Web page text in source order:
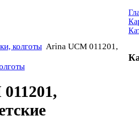
колготы Arina UCM 011201,